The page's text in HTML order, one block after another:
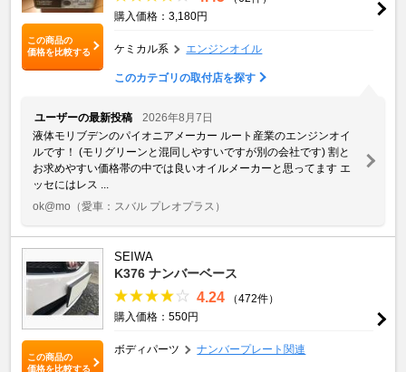
この商品の
価格を比較する
購入価格：3,180円
ケミカル系 エンジンオイル
このカテゴリの取付店を探す
ユーザーの最新投稿
2026年8月7日
液体モリブデンのパイオニアメーカー ルート産業のエンジンオイ
ルです！ (モリグリーンと混同しやすいですが別の会社です) 割と
お求めやすい価格帯の中では良いオイルメーカーと思ってます エ
ッセにはレス ...
ok@mo （愛車：スバル プレオプラス）
この商品の
価格を比較する
SEIWA
K376 ナンバーベース
4.24
（472件）
購入価格：550円
ボディパーツ ナンバープレート関連